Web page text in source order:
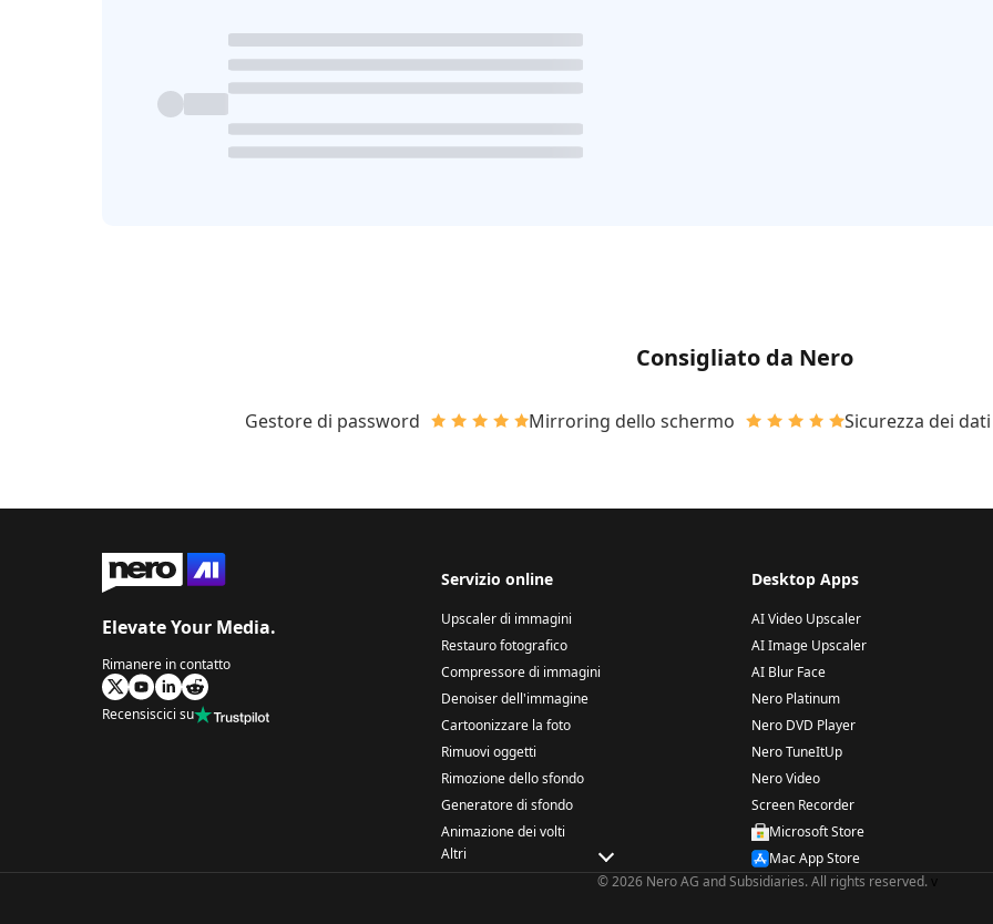
Consigliato da Nero
Gestore di password Mirroring dello schermo Sicurezza dei dati
Elevate Your Media.
Rimanere in contatto
Recensiscici su
Servizio online
Upscaler di immagini
Restauro fotografico
Compressore di immagini
Denoiser dell'immagine
Cartoonizzare la foto
Rimuovi oggetti
Rimozione dello sfondo
Generatore di sfondo
Animazione dei volti
Altri
Desktop Apps
AI Video Upscaler
AI Image Upscaler
AI Blur Face
Nero Platinum
Nero DVD Player
Nero TuneItUp
Nero Video
Screen Recorder
Microsoft Store
Mac App Store
© 2026 Nero AG and Subsidiaries. All rights reserved.